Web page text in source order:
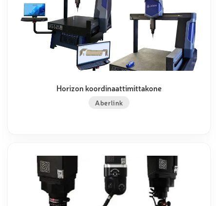
Horizon koordinaattimittakone
Aberlink